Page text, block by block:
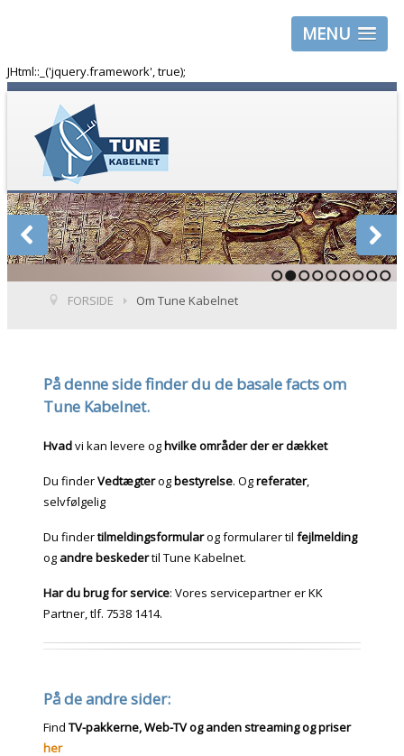
MENU
JHtml::_('jquery.framework', true);
FORSIDE Om Tune Kabelnet
Pådenneside finder du de basale factsom
Tune Kabelnet.
Hvadvi kan levere oghvilke områder der er dækket
Du finderVedtægterogbestyrelse. Ogreferater,
selvfølgelig
Du findertilmeldingsformularog formularer til fejlmelding
og andre beskedertil Tune Kabelnet.
Har du brug for service: Vores servicepartner er KK
Partner, tlf. 7538 1414.
På deandresider:
Find TV-pakkerne, Web-TV og anden streaming og priser
her